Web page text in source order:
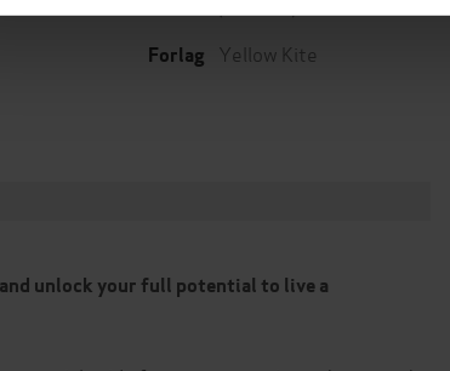
Forlag Yellow Kite
unlock your full potential to live a